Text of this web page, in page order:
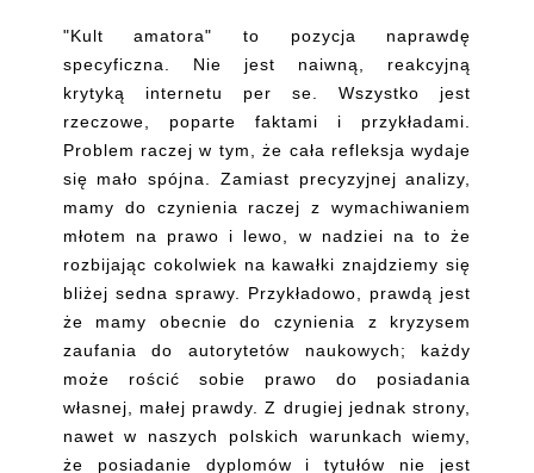
"Kult amatora" to pozycja naprawdę
specyficzna. Nie jest naiwną, reakcyjną
krytyką internetu per se. Wszystko jest
rzeczowe, poparte faktami i przykładami.
Problem raczej w tym, że cała refleksja wydaje
się mało spójna. Zamiast precyzyjnej analizy,
mamy do czynienia raczej z wymachiwaniem
młotem na prawo i lewo, w nadziei na to że
rozbijając cokolwiek na kawałki znajdziemy się
bliżej sedna sprawy. Przykładowo, prawdą jest
że mamy obecnie do czynienia z kryzysem
zaufania do autorytetów naukowych; każdy
może rościć sobie prawo do posiadania
własnej, małej prawdy. Z drugiej jednak strony,
nawet w naszych polskich warunkach wiemy,
że posiadanie dyplomów i tytułów nie jest